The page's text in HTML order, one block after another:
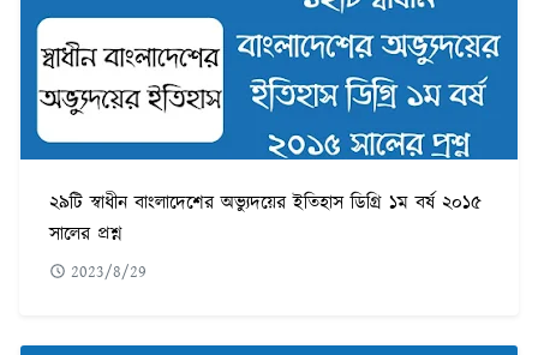
২৯টি স্বাধীন বাংলাদেশের অভ্যুদয়ের ইতিহাস ডিগ্রি ১ম বর্ষ ২০১৫
সালের প্রশ্ন
2023/8/29